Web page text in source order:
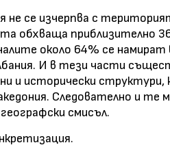
не се изчерпва с
обхваща приблизително
около 64% се намират
И в тези части
и исторически
Следователно и те
смисъл.